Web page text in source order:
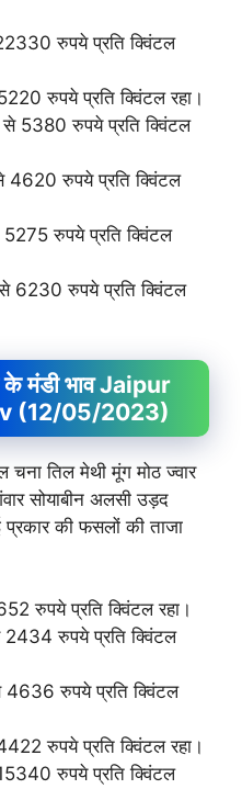
रुपये प्रति क्विंटल
रुपये प्रति क्विंटल रहा।
से 5380 रुपये प्रति क्विंटल
रुपये प्रति क्विंटल
रुपये प्रति क्विंटल
6230 रुपये प्रति क्विंटल
मंडी भाव Jaipur
(12/05/2023)
तिल मेथी मूंग मोठ ज्वार
सोयाबीन अलसी उड़द
की फसलों की ताजा
रुपये प्रति क्विंटल रहा।
2434 रुपये प्रति क्विंटल
रुपये प्रति क्विंटल
रुपये प्रति क्विंटल रहा।
रुपये प्रति क्विंटल